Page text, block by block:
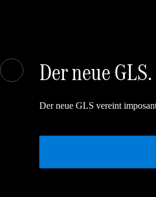
Der neue GLS.
Der neue GLS vereint